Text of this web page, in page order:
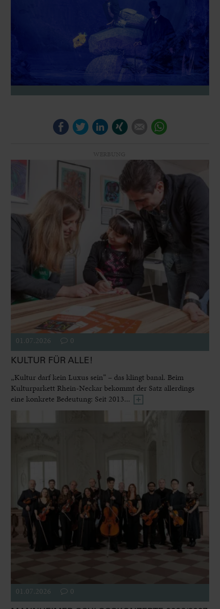
FacebookTwitterLinkedIn E-mail
01.07.2026 0
KULTUR FÜR ALLE!
„Kultur darf kein Luxus sein“ – das klingt banal. Beim
Kulturparkett Rhein-Neckar bekommt der Satz allerdings
eine konkrete Bedeutung: Seit 2013...
01.07.2026 0